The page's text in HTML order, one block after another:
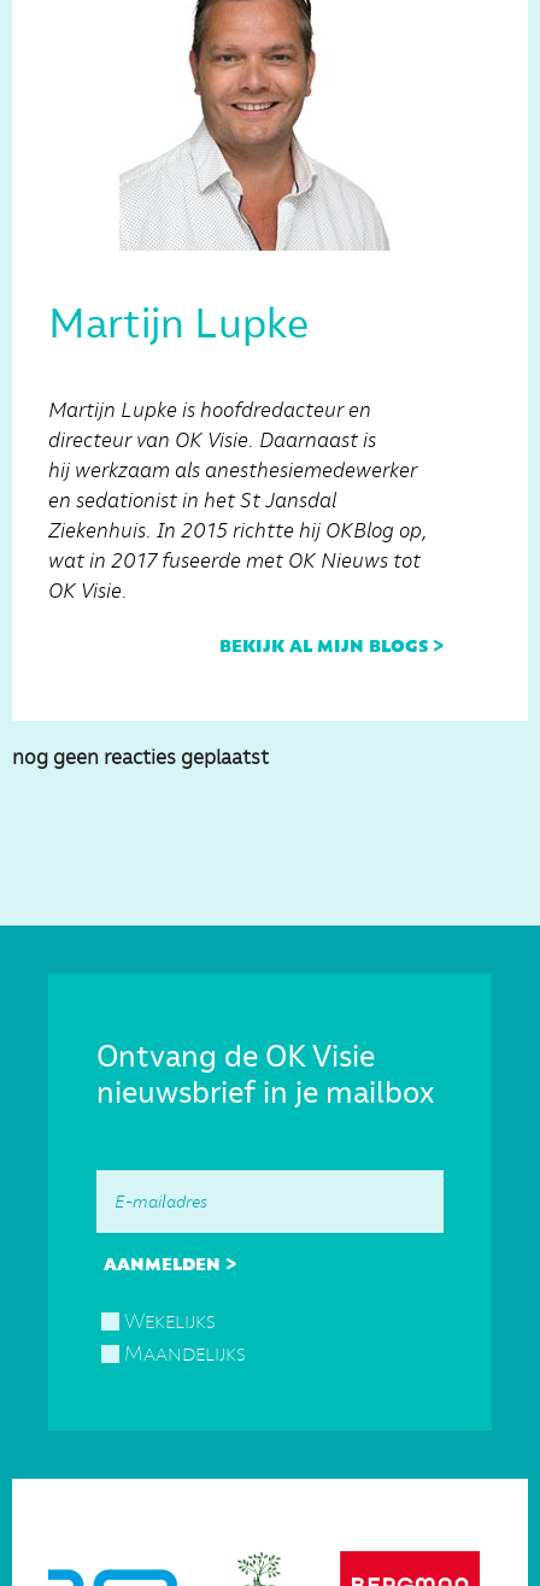
Martijn Lupke
Martijn Lupke is hoofdredacteur en
directeur van OK Visie. Daarnaast is
hij werkzaam als anesthesiemedewerker
en sedationist in het St Jansdal
Ziekenhuis. In 2015 richtte hij OKBlog op,
wat in 2017 fuseerde met OK Nieuws tot
OK Visie.
bekijk al mijn blogs >
nog geen reacties geplaatst
Ontvang de OK Visie
nieuwsbrief in je mailbox
Wekelijks
Maandelijks